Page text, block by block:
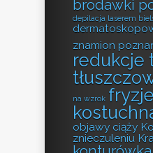
brodawki
depilacja laserem
znamion
redukcje
na wzrok
objawy ciąży
znieczuleniu